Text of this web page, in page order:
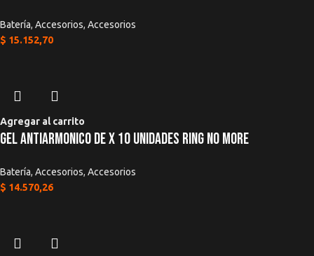
Batería, Accesorios, Accesorios
$ 15.152,70
Agregar al carrito
Gel Antiarmonico De x 10 Unidades Ring No More
Batería, Accesorios, Accesorios
$ 14.570,26